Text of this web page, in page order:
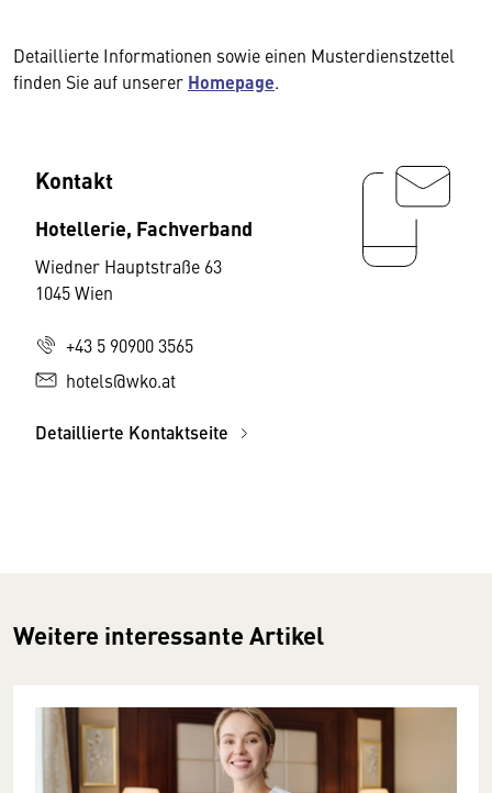
Detaillierte Informationen sowie einen Musterdienstzettel
finden Sie auf unserer Homepage.
Kontakt
Hotellerie, Fachverband
Wiedner Hauptstraße 63
1045 Wien
+43 5 90900 3565
hotels@wko.at
Detaillierte Kontaktseite
Weitere interessante Artikel